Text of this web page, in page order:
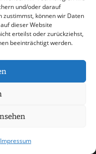
und/oder darauf
zustimmst, können wir Daten
dieser Website
erteilst oder zurückziehst,
beeinträchtigt werden.
Impressum